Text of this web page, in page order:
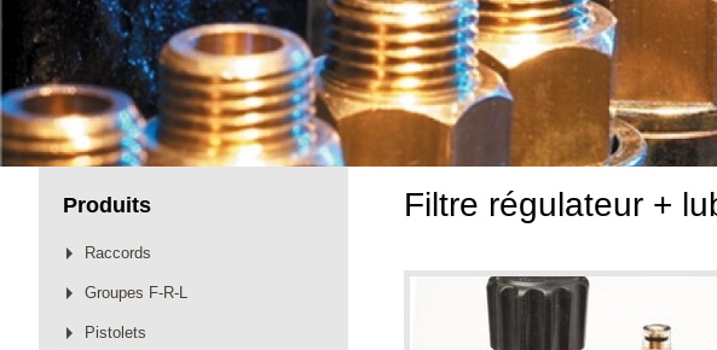
Filtre régulateur +
Produits
Raccords
Groupes F-R-L
Pistolets